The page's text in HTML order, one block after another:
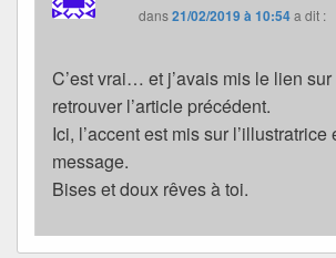
dans21/02/2019 à 10:54a dit :
C’est vrai… et j’avais mis le lien sur
retrouver l’article précédent.
Ici, l’accent est mis sur l’illustratrice
message.
Bises et doux rêves à toi.